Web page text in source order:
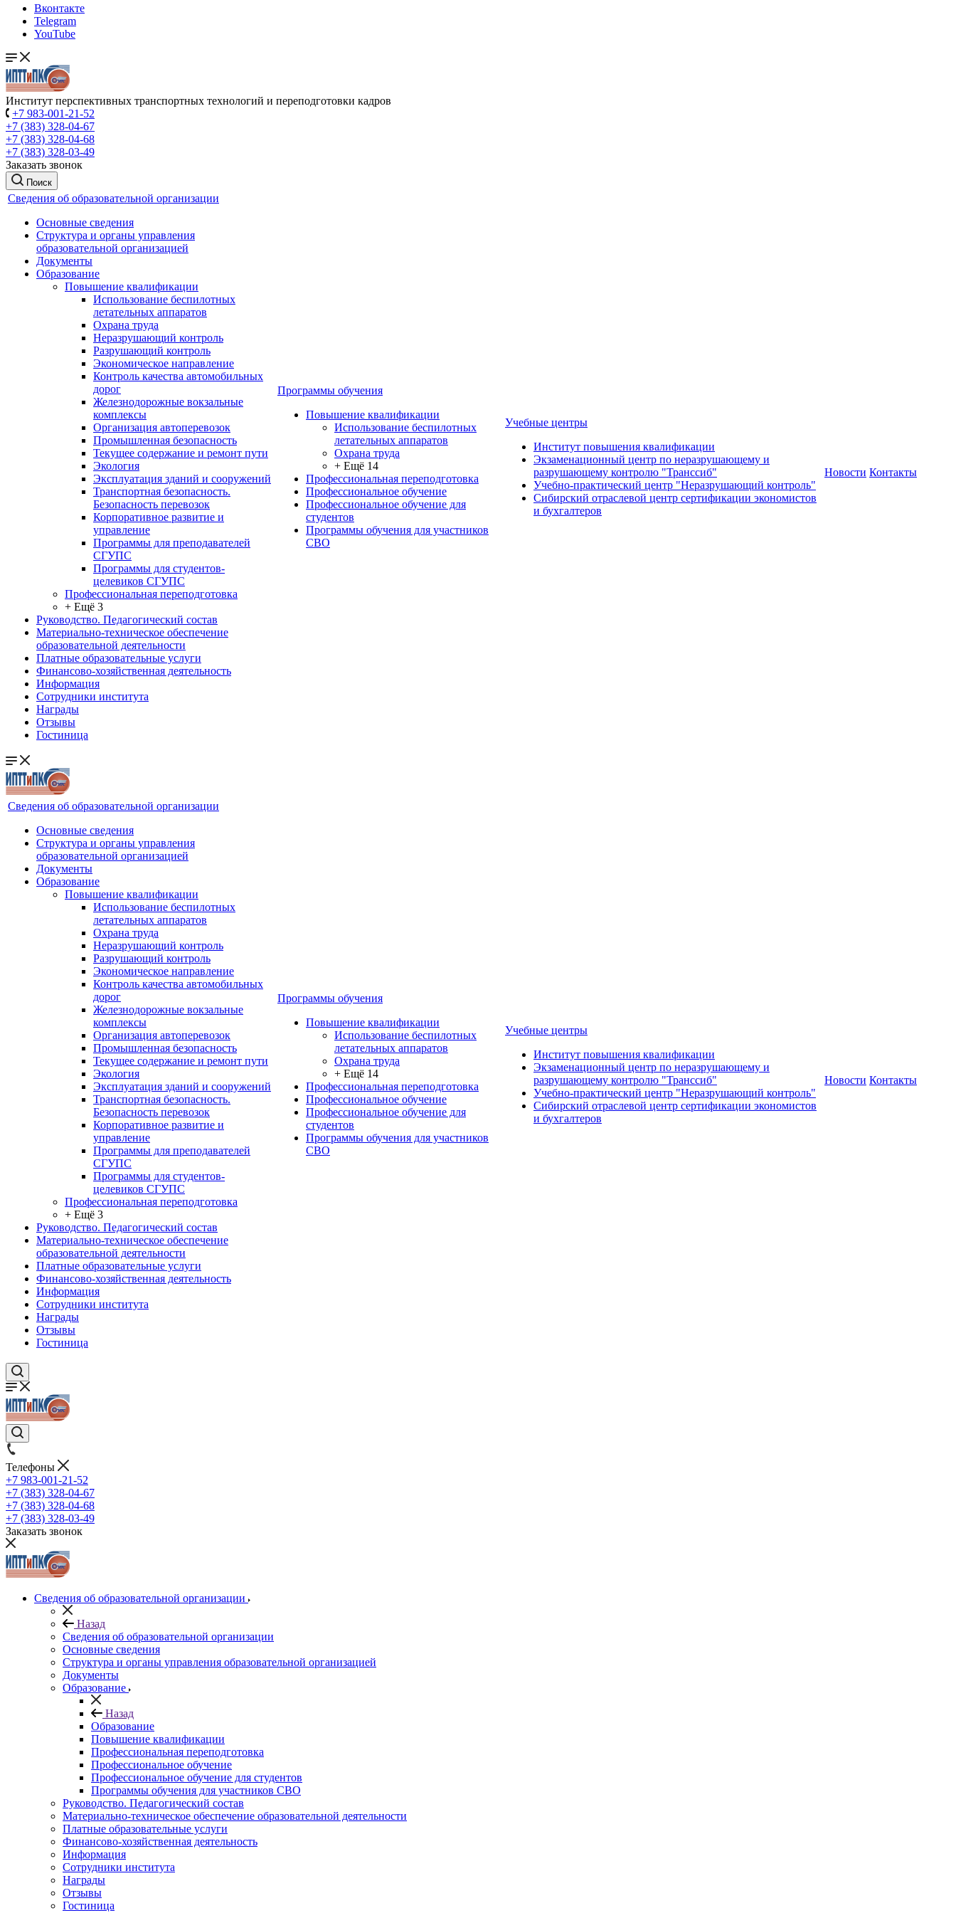
Вконтакте
Telegram
YouTube
Институт перспективных транспортных технологий и переподготовки кадров
+7 983-001-21-52
+7 (383) 328-04-67
+7 (383) 328-04-68
+7 (383) 328-03-49
Заказать звонок
Поиск
Сведения об образовательной организации
Основные сведения
Структура и органы управления
образовательной организацией
Документы
Образование
Повышение квалификации
Использование беспилотных
летательных аппаратов
Охрана труда
Неразрушающий контроль
Разрушающий контроль
Экономическое направление
Контроль качества автомобильных
дорог
Железнодорожные вокзальные
комплексы
Организация автоперевозок
Промышленная безопасность
Текущее содержание и ремонт пути
Экология
Эксплуатация зданий и сооружений
Транспортная безопасность.
Безопасность перевозок
Корпоративное развитие и
управление
Программы для преподавателей
СГУПС
Программы для студентов-
целевиков СГУПС
Профессиональная переподготовка
+ Ещё 3
Руководство. Педагогический состав
Материально-техническое обеспечение
образовательной деятельности
Платные образовательные услуги
Финансово-хозяйственная деятельность
Информация
Сотрудники института
Награды
Отзывы
Гостиница
Программы обучения
Повышение квалификации
Использование беспилотных
летательных аппаратов
Охрана труда
+ Ещё 14
Профессиональная переподготовка
Профессиональное обучение
Профессиональное обучение для
студентов
Программы обучения для участников
СВО
Учебные центры
Институт повышения квалификации
Экзаменационный центр по неразрушающему и
разрушающему контролю "Транссиб"
Учебно-практический центр "Неразрушающий контроль"
Сибирский отраслевой центр сертификации экономистов
и бухгалтеров
Новости Контакты
Сведения об образовательной организации
Основные сведения
Структура и органы управления
образовательной организацией
Документы
Образование
Повышение квалификации
Использование беспилотных
летательных аппаратов
Охрана труда
Неразрушающий контроль
Разрушающий контроль
Экономическое направление
Контроль качества автомобильных
дорог
Железнодорожные вокзальные
комплексы
Организация автоперевозок
Промышленная безопасность
Текущее содержание и ремонт пути
Экология
Эксплуатация зданий и сооружений
Транспортная безопасность.
Безопасность перевозок
Корпоративное развитие и
управление
Программы для преподавателей
СГУПС
Программы для студентов-
целевиков СГУПС
Профессиональная переподготовка
+ Ещё 3
Руководство. Педагогический состав
Материально-техническое обеспечение
образовательной деятельности
Платные образовательные услуги
Финансово-хозяйственная деятельность
Информация
Сотрудники института
Награды
Отзывы
Гостиница
Программы обучения
Повышение квалификации
Использование беспилотных
летательных аппаратов
Охрана труда
+ Ещё 14
Профессиональная переподготовка
Профессиональное обучение
Профессиональное обучение для
студентов
Программы обучения для участников
СВО
Учебные центры
Институт повышения квалификации
Экзаменационный центр по неразрушающему и
разрушающему контролю "Транссиб"
Учебно-практический центр "Неразрушающий контроль"
Сибирский отраслевой центр сертификации экономистов
и бухгалтеров
Новости Контакты
Телефоны
+7 983-001-21-52
+7 (383) 328-04-67
+7 (383) 328-04-68
+7 (383) 328-03-49
Заказать звонок
Сведения об образовательной организации
Назад
Сведения об образовательной организации
Основные сведения
Структура и органы управления образовательной организацией
Документы
Образование
Назад
Образование
Повышение квалификации
Профессиональная переподготовка
Профессиональное обучение
Профессиональное обучение для студентов
Программы обучения для участников СВО
Руководство. Педагогический состав
Материально-техническое обеспечение образовательной деятельности
Платные образовательные услуги
Финансово-хозяйственная деятельность
Информация
Сотрудники института
Награды
Отзывы
Гостиница